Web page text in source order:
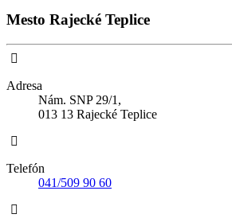
Mesto Rajecké Teplice
Adresa
Nám. SNP 29/1,
013 13 Rajecké Teplice
Telefón
041/509 90 60